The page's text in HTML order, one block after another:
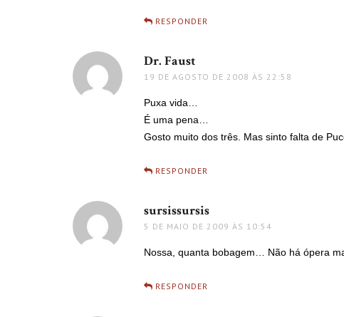
RESPONDER
Dr. Faust
19 DE AGOSTO DE 2008 ÀS 22:58
Puxa vida…
É uma pena…
Gosto muito dos três. Mas sinto falta de
RESPONDER
sursissursis
5 DE MAIO DE 2009 ÀS 10:54
Nossa, quanta bobagem… Não há ópera
RESPONDER